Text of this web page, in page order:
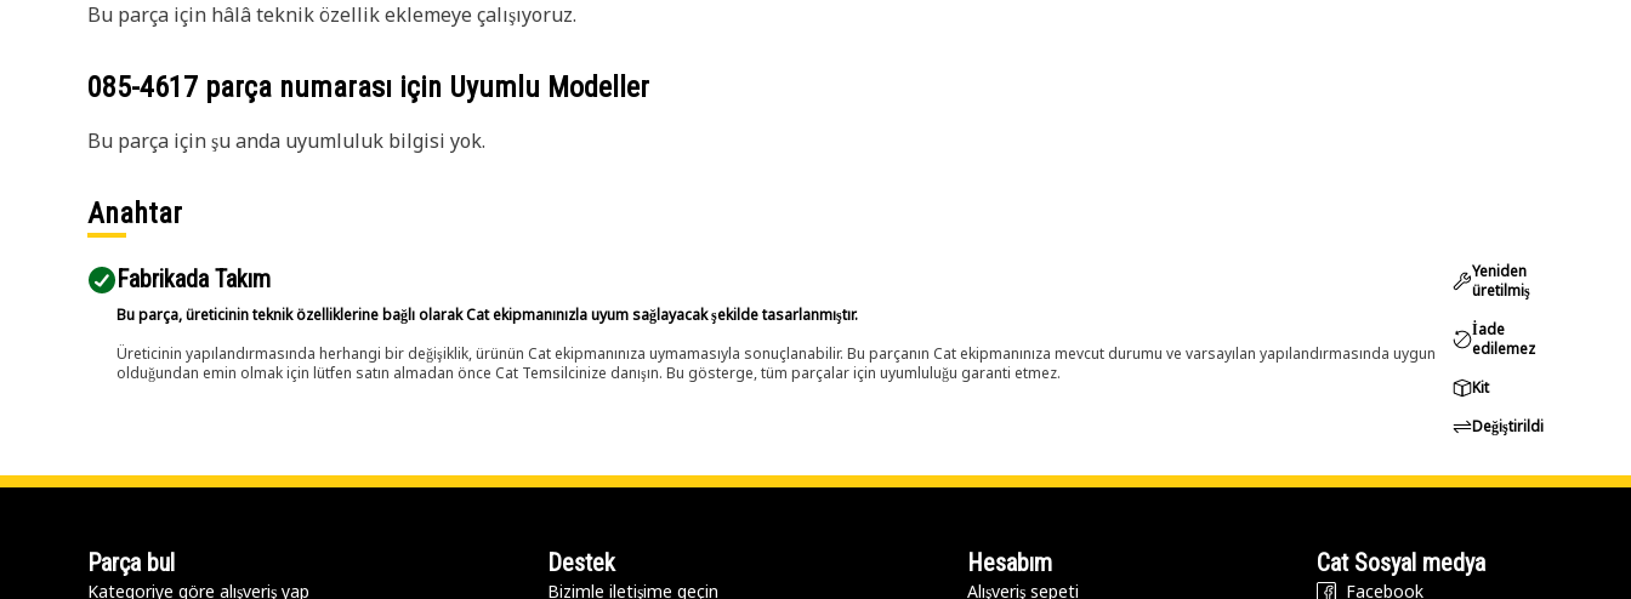
Bu parça için hâlâ teknik özellik eklemeye çalışıyoruz.
085-4617 parça numarası için Uyumlu Modeller
Bu parça için şu anda uyumluluk bilgisi yok.
Anahtar
Fabrikada Takım
Bu parça, üreticinin teknik özelliklerine bağlı olarak Cat ekipmanınızla uyum sağlayacak şekilde tasarlanmıştır.
Üreticinin yapılandırmasında herhangi bir değişiklik, ürünün Cat ekipmanınıza uymamasıyla sonuçlanabilir. Bu parçanın Cat ekipmanınıza mevcut durumu ve varsayılan yapılandırmasında uygun
olduğundan emin olmak için lütfen satın almadan önce Cat Temsilcinize danışın. Bu gösterge, tüm parçalar için uyumluluğu garanti etmez.
Yeniden
üretilmiş
İade
edilemez
Kit
Değiştirildi
Parça bul
Kategoriye göre alışveriş yap
Destek
Bizimle iletişime geçin
Hesabım
Alışveriş sepeti
Cat Sosyal medya
Facebook